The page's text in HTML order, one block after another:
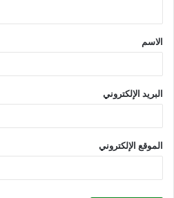
ق
*
الاسم
البريد الإلكتروني
الموقع الإلكتروني